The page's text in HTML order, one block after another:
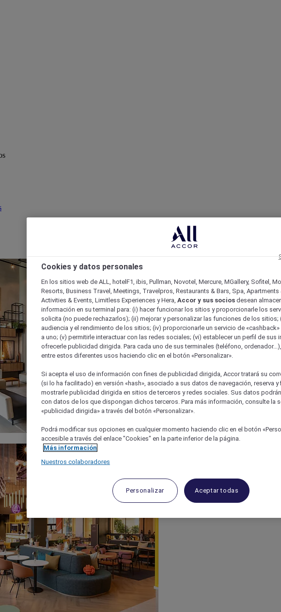
Cookies y datos personales
En los sitios web de ALL, hotelF1, ibis, Pullman, Novotel, Mercure, MGallery, Sofitel,
Resorts, Business Travel, Meetings, Travelpros, Restaurants & Bars, Spa, Apartments
Activities & Events, Limitless Experiences y Hera, Accor y sus socios desean
información en su terminal para: (i) hacer funcionar los sitios y proporcionarle los
solicita (no puede rechazarlos); (ii) mejorar y personalizar las funciones de los sitios;
audiencia y el rendimiento de los sitios; (iv) proporcionarle un servicio de
a uno; (v) permitirle interactuar con las redes sociales; (vi) establecer un perfil de sus
ofrecerle publicidad dirigida. Para cada uno de sus terminales (teléfono,
entre estos diferentes usos haciendo clic en el botón «Personalizar».
Si acepta el uso de información con fines de publicidad dirigida, Accor tratará su
(si lo ha facilitado) en versión «hash», asociado a sus datos de navegación, reserva y
mostrarle publicidad dirigida en sitios de terceros y redes sociales. Sus datos
con datos de los que dispongan dichos terceros. Para más información, consulte la
«publicidad dirigida» a través del botón «Personalizar».
Podrá modificar sus opciones en cualquier momento haciendo clic en el botón
accesible a través del enlace "Cookies" en la parte inferior de la página.
Más información
Nuestros colaboradores
Personalizar Aceptar todas